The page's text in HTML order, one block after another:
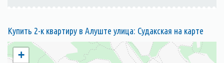
Купить 2-к квартиру в Алуште улица: Судакская на карте
+